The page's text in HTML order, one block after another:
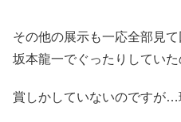
その他の展示も一応全部見て
坂本龍一でぐったりしてい
賞しかしていないのですが